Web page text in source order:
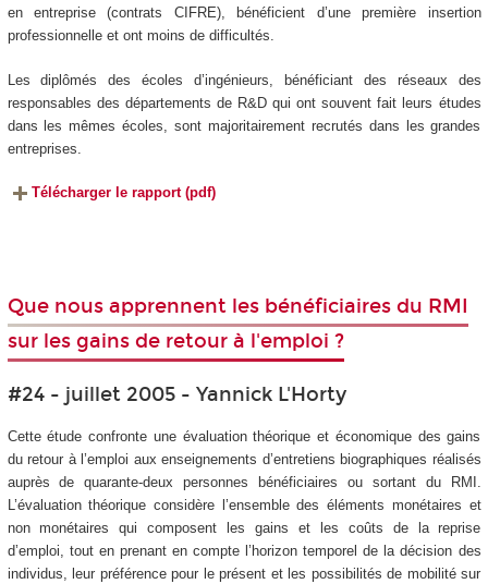
en entreprise (contrats CIFRE), bénéficient d’une première insertion
professionnelle et ont moins de difficultés.
Les diplômés des écoles d’ingénieurs, bénéficiant des réseaux des
responsables des départements de R&D qui ont souvent fait leurs études
dans les mêmes écoles, sont majoritairement recrutés dans les grandes
entreprises.
Télécharger le rapport (pdf)
Que nous apprennent les bénéficiaires du RMI
sur les gains de retour à l'emploi ?
#24 - juillet 2005 - Yannick L'Horty
Cette étude confronte une évaluation théorique et économique des gains
du retour à l’emploi aux enseignements d’entretiens biographiques réalisés
auprès de quarante-deux personnes bénéficiaires ou sortant du RMI.
L’évaluation théorique considère l’ensemble des éléments monétaires et
non monétaires qui composent les gains et les coûts de la reprise
d’emploi, tout en prenant en compte l’horizon temporel de la décision des
individus, leur préférence pour le présent et les possibilités de mobilité sur